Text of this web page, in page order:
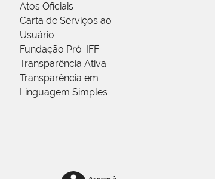
Atos Oficiais
Carta de Serviços ao
Usuário
Fundação Pró-IFF
Transparência Ativa
Transparência em
Linguagem Simples